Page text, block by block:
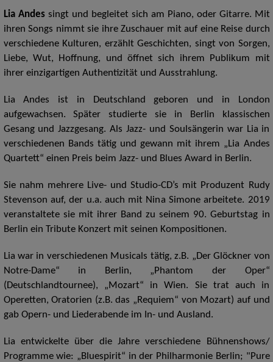
Lia Andessingt und begleitet sich am Piano, oder Gitarre. Mit
ihren Songs nimmt sie ihre Zuschauer mit auf eine Reise durch
verschiedene Kulturen, erzählt Geschichten, singt von Sorgen,
Liebe, Wut, Hoffnung, und öffnet sich ihrem Publikum mit
ihrer einzigartigen Authentizität und Ausstrahlung.
Lia Andes ist in Deutschland geboren und in London
aufgewachsen. Später studierte sie in Berlin klassischen
Gesang und Jazzgesang. Als Jazz- und Soulsängerin war Lia in
verschiedenen Bands tätig und gewann mit ihrem „Lia Andes
Quartett“ einen Preis beim Jazz- und Blues Award in Berlin.
Sie nahm mehrere Live- und Studio-CD’s mit Produzent Rudy
Stevenson auf, der u.a. auch mit Nina Simone arbeitete. 2019
veranstaltete sie mit ihrer Band zu seinem 90. Geburtstag in
Berlin ein Tribute Konzert mit seinen Kompositionen.
Lia war in verschiedenen Musicals tätig, z.B. „Der Glöckner von
Notre-Dame“ in Berlin, „Phantom der Oper“
(Deutschlandtournee), „Mozart“ in Wien. Sie trat auch in
Operetten, Oratorien (z.B. das „Requiem“ von Mozart) auf und
gab Opern- und Liederabende im In- und Ausland.
Lia entwickelte über die Jahre verschiedene Bühnenshows/
Programme wie: „Bluespirit“ in der Philharmonie Berlin; "Pure